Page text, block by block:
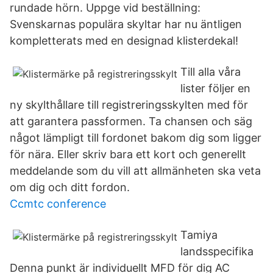
rundade hörn. Uppge vid beställning:
Svenskarnas populära skyltar har nu äntligen
kompletterats med en designad klisterdekal!
Till alla våra
lister följer en
ny skylthållare till registreringsskylten med för
att garantera passformen. Ta chansen och säg
något lämpligt till fordonet bakom dig som ligger
för nära. Eller skriv bara ett kort och generellt
meddelande som du vill att allmänheten ska veta
om dig och ditt fordon.
Ccmtc conference
Tamiya
landsspecifika
Denna punkt är individuellt MFD för dig AC